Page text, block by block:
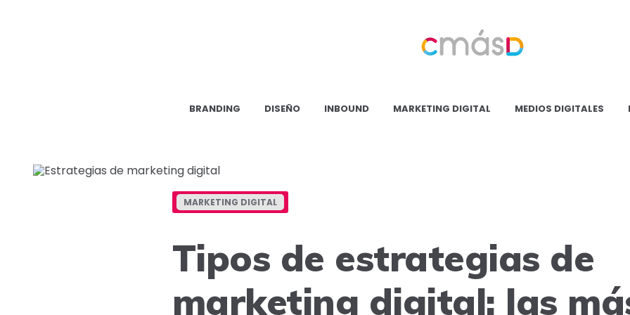
CmásD
BRANDING DISEÑO INBOUND MARKETING DIGITAL MEDIOS DIGITALES
MARKETING DIGITAL
Tipos de estrategias de
marketing digital: las